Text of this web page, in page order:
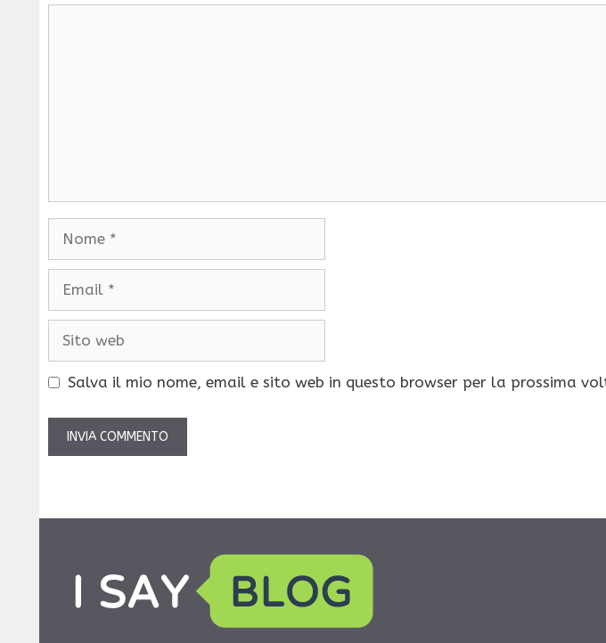
Nome
Email
Sito
Salva il mio nome, email e sito web in questo browser per la prossima